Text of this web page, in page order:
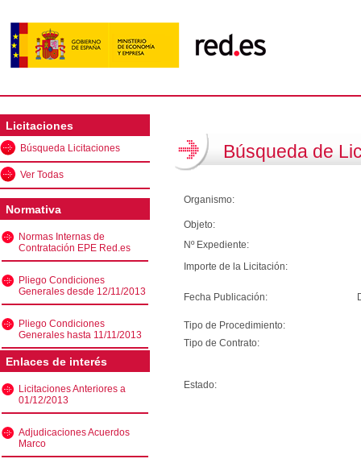
Licitaciones
Búsqueda Licitaciones
Ver Todas
Normativa
Normas Internas de
Contratación EPE Red.es
Pliego Condiciones
Generales desde 12/11/2013
Pliego Condiciones
Generales hasta 11/11/2013
Enlaces de interés
Licitaciones Anteriores a
01/12/2013
Adjudicaciones Acuerdos
Marco
Búsqueda de
Organismo:
Objeto:
Nº Expediente:
Importe de la Licitación:
Fecha Publicación:
Tipo de Procedimiento:
Tipo de Contrato:
Estado: